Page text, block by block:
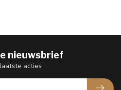
nieuwsbrief
acties